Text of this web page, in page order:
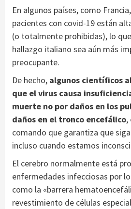
En algunos países, como
pacientes con covid-19 están
(o totalmente prohibidas), lo
hallazgo italiano sea aún más
preocupante.
De hecho, algunos científicos
que el virus causa
muerte no por daños en los
daños en el tronco encefálico,
comando que garantiza que
incluso cuando estamos
El cerebro normalmente está
enfermedades infecciosas por
como la «barrera
revestimiento de células